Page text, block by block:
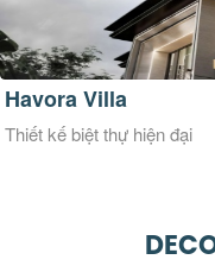
The Morith Villa
Thiết kế biệt thự hiện đại